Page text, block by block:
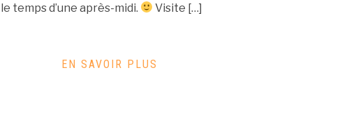
le temps d’une après-midi.
Visite […]
EN SAVOIR PLUS